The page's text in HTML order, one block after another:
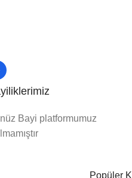
Bayi platformumuz
Popüler